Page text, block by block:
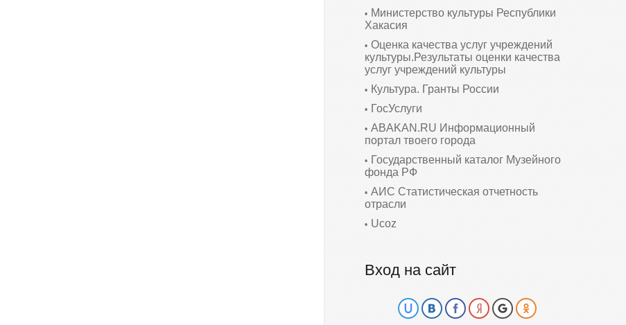
Министерство культуры Республики
Хакасия
Оценка качества услуг учреждений
культуры.Результаты оценки качества
услуг учреждений культуры
Культура. Гранты России
ГосУслуги
ABAKAN.RU Информационный
портал твоего города
Государственный каталог Музейного
фонда РФ
АИС Статистическая отчетность
отрасли
Ucoz
Вход на сайт